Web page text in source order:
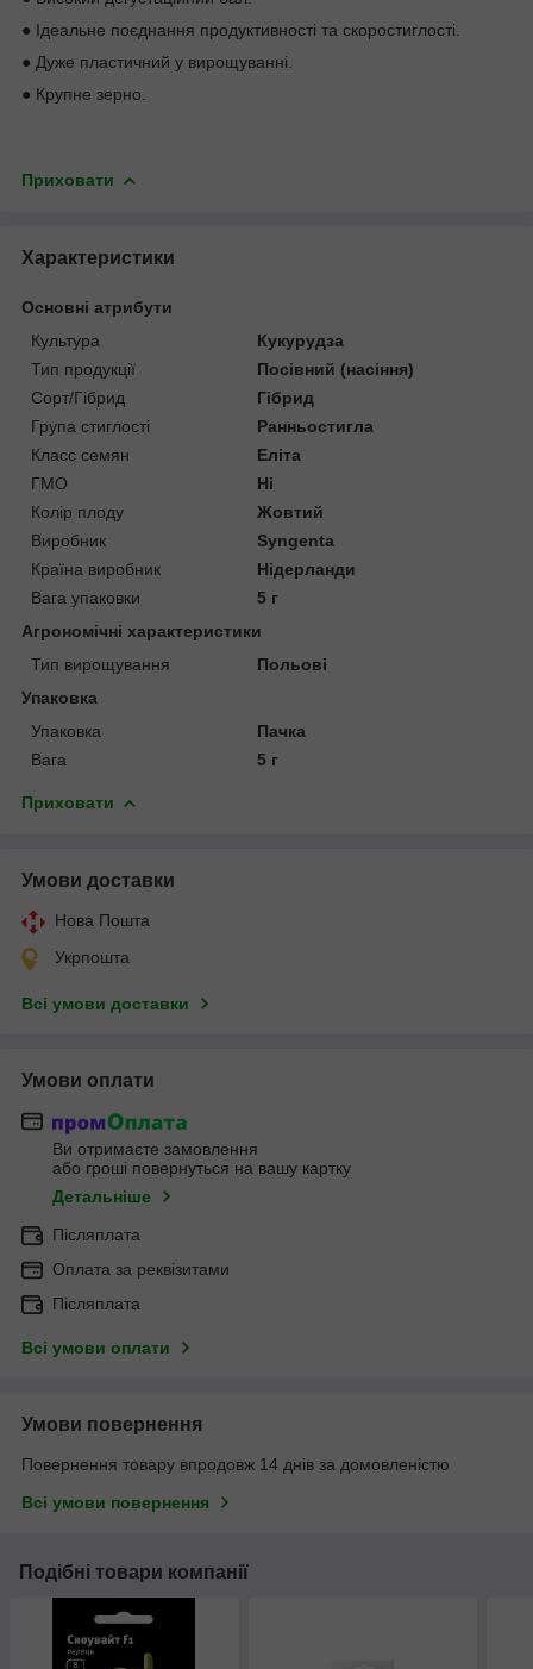
● Ідеальне поєднання продуктивності та скоростиглості.
● Дуже пластичний у вирощуванні.
● Крупне зерно.
Приховати
Характеристики
Основні атрибути
Культура
Кукурудза
Тип продукції
Посівний (насіння)
Сорт/Гібрид
Гібрид
Група стиглості
Ранньостигла
Класс семян
Еліта
ГМО
Ні
Колір плоду
Жовтий
Виробник
Syngenta
Країна виробник
Нідерланди
Вага упаковки
5 г
Агрономічні характеристики
Тип вирощування
Польові
Упаковка
Упаковка
Пачка
Вага
5 г
Приховати
Умови доставки
Нова Пошта
Укрпошта
Всі умови доставки
Умови оплати
Ви отримаєте замовлення
або гроші повернуться на вашу картку
Детальніше
Післяплата
Оплата за реквізитами
Післяплата
Всі умови оплати
Умови повернення
Повернення товару впродовж 14 днів за домовленістю
Всі умови повернення
Подібні товари компанії